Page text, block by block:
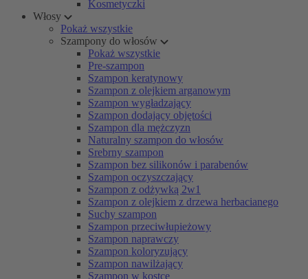
Kosmetyczki
Włosy
Pokaż wszystkie
Szampony do włosów
Pokaż wszystkie
Pre-szampon
Szampon keratynowy
Szampon z olejkiem arganowym
Szampon wygładzający
Szampon dodający objętości
Szampon dla mężczyzn
Naturalny szampon do włosów
Srebrny szampon
Szampon bez silikonów i parabenów
Szampon oczyszczający
Szampon z odżywką 2w1
Szampon z olejkiem z drzewa herbacianego
Suchy szampon
Szampon przeciwłupieżowy
Szampon naprawczy
Szampon koloryzujący
Szampon nawilżający
Szampon w kostce